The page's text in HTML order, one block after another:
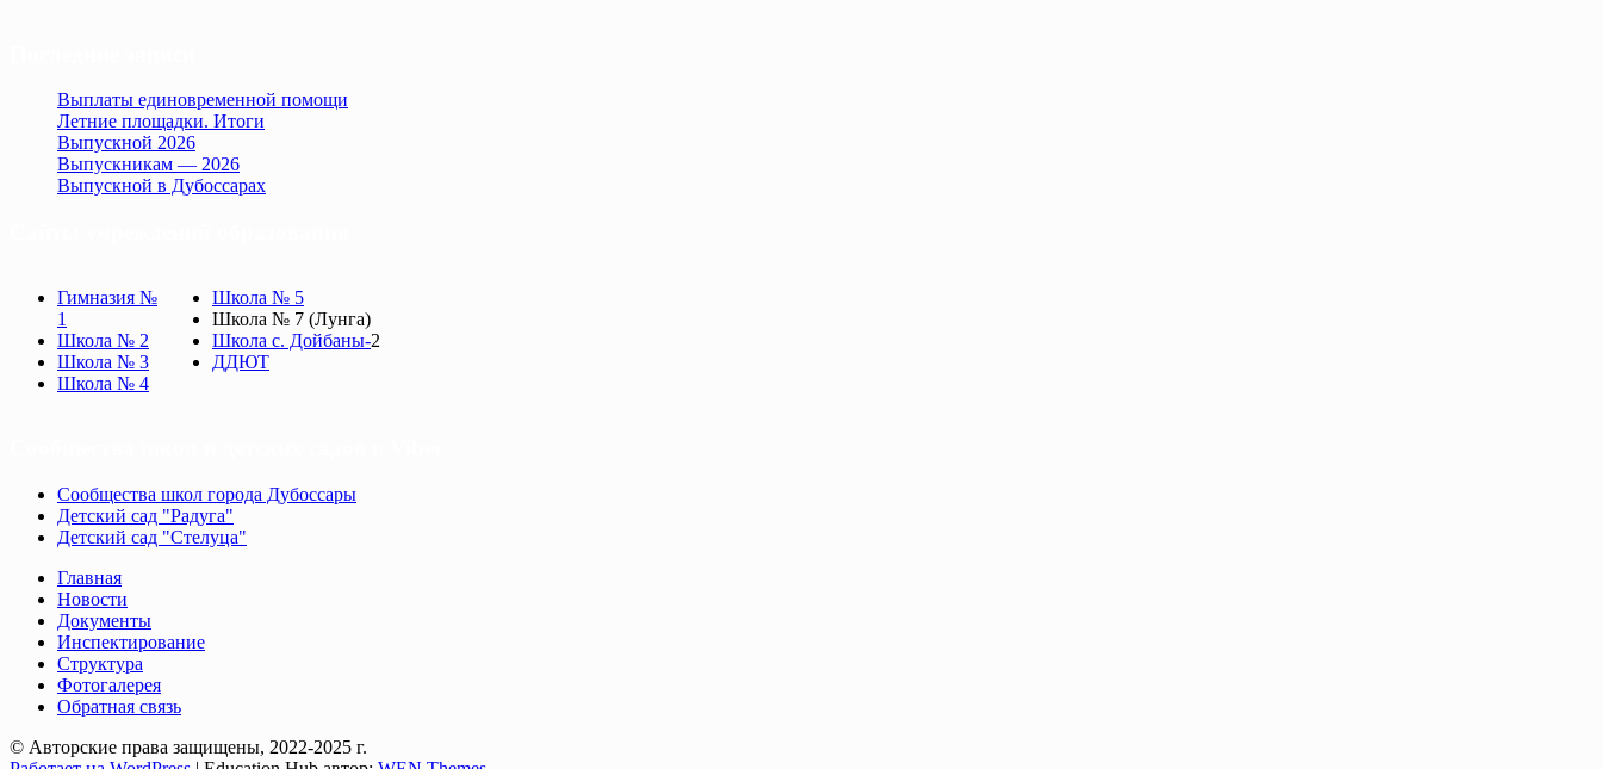
Выплаты единовременной помощи
Летние площадки. Итоги
Выпускной 2026
Выпускникам — 2026
Выпускной в Дубоссарах
Гимназия №
1
Школа № 2
Школа № 3
Школа № 4
Школа № 5
Школа № 7 (Лунга)
Школа с. Дойбаны-2
ДДЮТ
Сообщества школ города Дубоссары
Детский сад "Радуга"
Детский сад "Стелуца"
Главная
Новости
Документы
Инспектирование
Структура
Фотогалерея
Обратная связь
© Авторские права защищены, 2022-2025 г.